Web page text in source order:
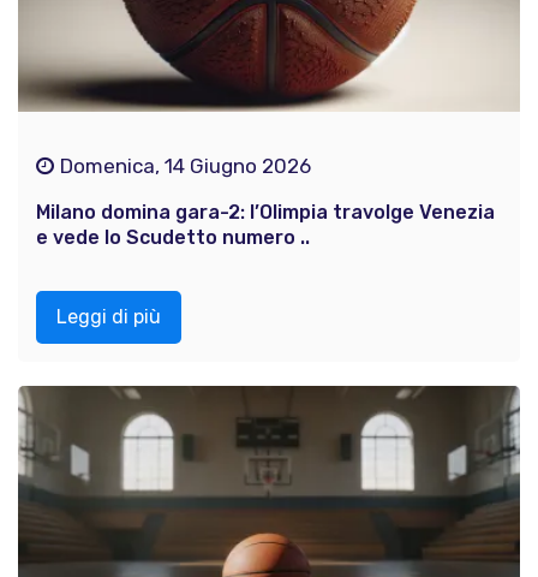
Domenica, 14 Giugno 2026
Milano domina gara-2: l’Olimpia travolge Venezia
e vede lo Scudetto numero ..
Leggi di più